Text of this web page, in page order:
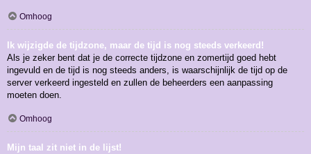
Omhoog
Ik wijzigde de tijdzone, maar de tijd is nog steeds verkeerd!
Als je zeker bent dat je de correcte tijdzone en zomertijd goed hebt
ingevuld en de tijd is nog steeds anders, is waarschijnlijk de tijd op de
server verkeerd ingesteld en zullen de beheerders een aanpassing
moeten doen.
Omhoog
Mijn taal zit niet in de lijst!